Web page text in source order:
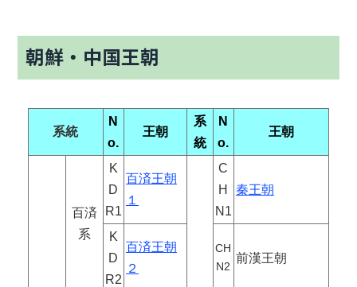
朝鮮・中国王朝
系統
N
o.
王朝
系
統
N
o.
王朝
百済
系
K
D
R1
百済王朝
１
C
H
N1
秦王朝
K
D
R2
百済王朝
２
CH
N2
前漢王朝